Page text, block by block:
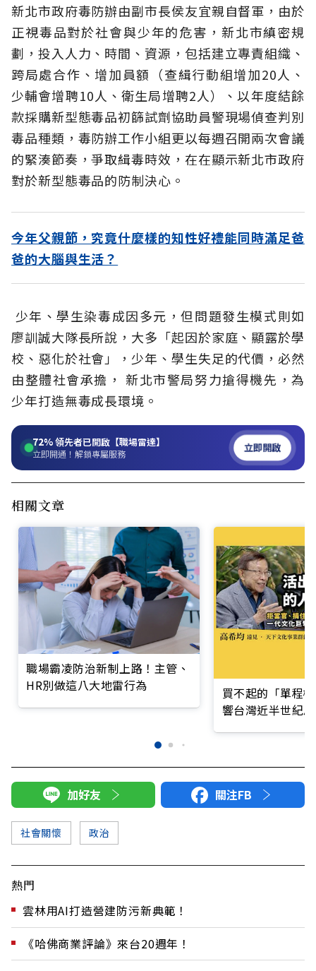
新北市政府毒防辦由副市長侯友宜親自督軍，由於
正視毒品對於社會與少年的危害，新北市縝密規
劃，投入人力、時間、資源，包括建立專責組織、
跨局處合作、增加員額（查緝行動組增加20人、
少輔會增聘10人、衛生局增聘2人）、以年度結餘
款採購新型態毒品初篩試劑協助員警現場偵查判別
毒品種類，毒防辦工作小組更以每週召開兩次會議
的緊湊節奏，爭取緝毒時效，在在顯示新北市政府
對於新型態毒品的防制決心。
今年父親節，究竟什麼樣的知性好禮能同時滿足爸
爸的大腦與生活？
少年、學生染毒成因多元，但問題發生模式則如
廖訓誠大隊長所說，大多「起因於家庭、顯露於學
校、惡化於社會」，少年、學生失足的代價，必然
由整體社會承擔， 新北市警局努力搶得機先，為
少年打造無毒成長環境。
72%領先者已開啟【職場雷達】
立即開通！解鎖專屬服務 立即開啟
相關文章
職場霸凌防治新制上路！主管、
HR別做這八大地雷行為
買不起的「單程
響台灣近半世紀
加好友 關注FB
社會關懷 政治
熱門
雲林用AI打造營建防污新典範！
《哈佛商業評論》來台20週年！